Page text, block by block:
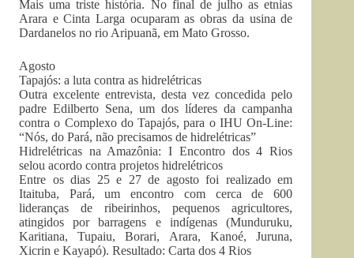
Mais uma triste história. No final de julho as etnias
Arara e Cinta Larga ocuparam as obras da usina de
Dardanelos no rio Aripuanã, em Mato Grosso.
Agosto
Tapajós: a luta contra as hidrelétricas
Outra excelente entrevista, desta vez concedida pelo
padre Edilberto Sena, um dos líderes da campanha
contra o Complexo do Tapajós, para o IHU On-Line:
“Nós, do Pará, não precisamos de hidrelétricas”
Hidrelétricas na Amazônia: I Encontro dos 4 Rios
selou acordo contra projetos hidrelétricos
Entre os dias 25 e 27 de agosto foi realizado em
Itaituba, Pará, um encontro com cerca de 600
lideranças de ribeirinhos, pequenos agricultores,
atingidos por barragens e indígenas (Munduruku,
Karitiana, Tupaiu, Borari, Arara, Kanoé, Juruna,
Xicrin e Kayapó). Resultado: Carta dos 4 Rios